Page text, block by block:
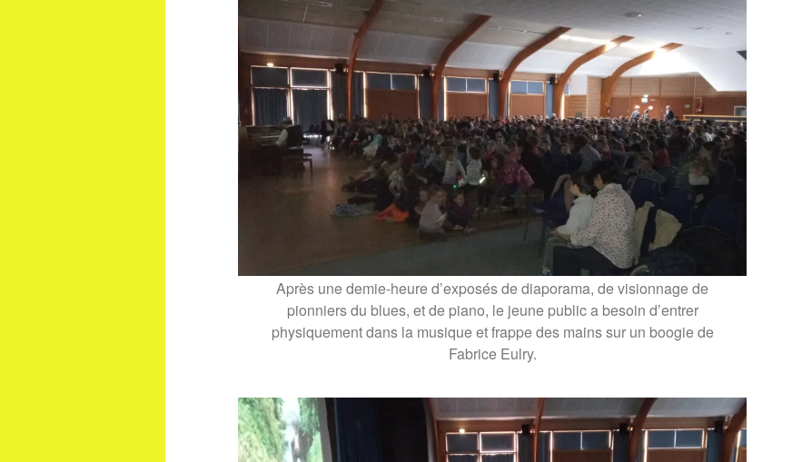
Après une demie-heure d’exposés de diaporama, de visionnage de
pionniers du blues, et de piano, le jeune public a besoin d’entrer
physiquement dans la musique et frappe des mains sur un boogie de
Fabrice Eulry.